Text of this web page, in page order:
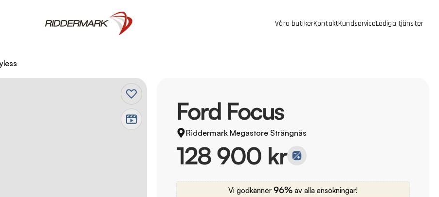
Våra butikerKontaktKundserviceLediga tjänster
Ford Focus
Riddermark Megastore Strängnäs
128 900 kr
Vi godkänner 96% av alla ansökningar!